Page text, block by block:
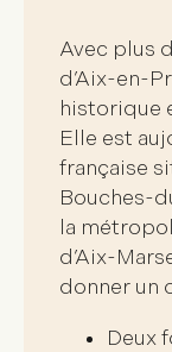
Avec plus
d’Aix-en-
historique
Elle est
française
Bouches-
la
d’Aix-
donner un
Deux